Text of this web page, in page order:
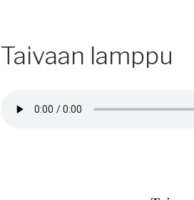
Taivaan lamppu